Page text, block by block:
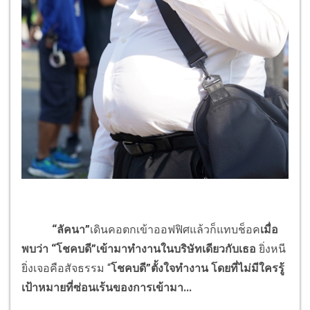
“ลัคนา”เดินคอตกเข้าออฟฟิศแล้วก็แทบช็อคเมื่อ
พบว่า “โชคบดี”เข้ามาทำงานในบริษัทเดียวกับเธอ ยิ่งหนี
ยิ่งเจอคือสัจธรรม “โชคบดี”ตั้งใจทำงาน โดยที่ไม่มีใครรู้
เป้าหมายที่ซ่อนเร้นของการเข้ามา...